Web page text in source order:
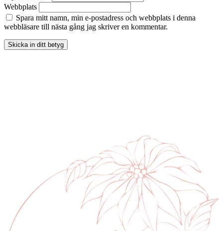
Webbplats
Spara mitt namn, min e-postadress och webbplats i denna
webbläsare till nästa gång jag skriver en kommentar.